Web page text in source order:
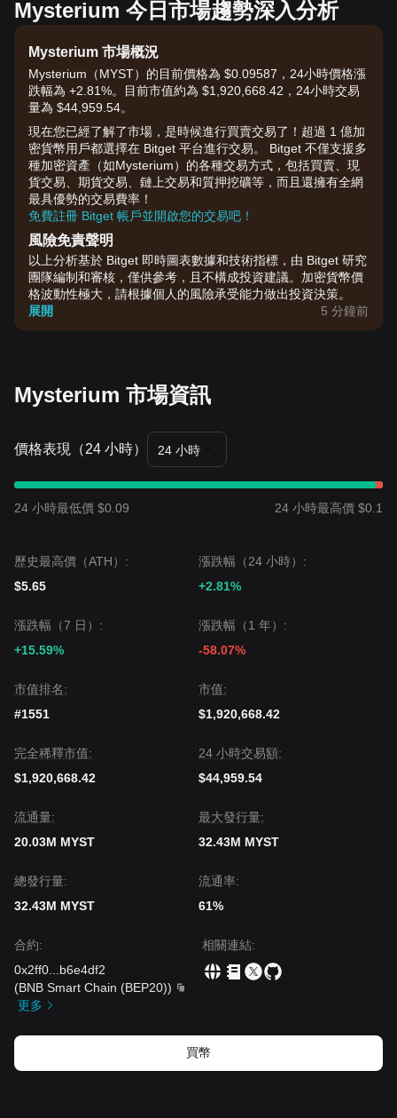
Mysterium 今日市場趨勢深入分析
Mysterium 市場概況
Mysterium（MYST）的目前價格為 $0.09587，24小時價格漲
跌幅為 +2.81%。目前市值約為 $1,920,668.42，24小時交易
量為 $44,959.54。
現在您已經了解了市場，是時候進行買賣交易了！超過 1 億加
密貨幣用戶都選擇在 Bitget 平台進行交易。 Bitget 不僅支援多
種加密資產（如Mysterium）的各種交易方式，包括買賣、現
貨交易、期貨交易、鏈上交易和質押挖礦等，而且還擁有全網
最具優勢的交易費率！
免費註冊 Bitget 帳戶並開啟您的交易吧！
風險免責聲明
以上分析基於 Bitget 即時圖表數據和技術指標，由 Bitget 研究
團隊編制和審核，僅供參考，且不構成投資建議。加密貨幣價
格波動性極大，請根據個人的風險承受能力做出投資決策。
展開
5 分鐘前
Mysterium 市場資訊
價格表現（24 小時） 24 小時
24 小時最低價 $0.09 24 小時最高價 $0.1
歷史最高價（ATH）:
$5.65
漲跌幅（24 小時）:
+2.81%
漲跌幅（7 日）:
+15.59%
漲跌幅（1 年）:
-58.07%
市值排名:
#1551
市值:
$1,920,668.42
完全稀釋市值:
$1,920,668.42
24 小時交易額:
$44,959.54
流通量:
20.03M MYST
‌最大發行量:
32.43M MYST
總發行量:
32.43M MYST
流通率:
61%
合約:
0x2ff0
b6e4df2
(BNB Smart Chain (BEP20))
更多
相關連結:
買幣